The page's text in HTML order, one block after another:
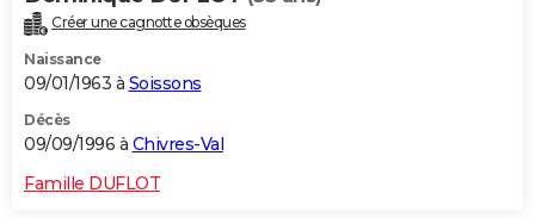
Créer une cagnotte obsèques
Naissance
09/01/1963 à Soissons
Décès
09/09/1996 à Chivres-Val
Famille DUFLOT